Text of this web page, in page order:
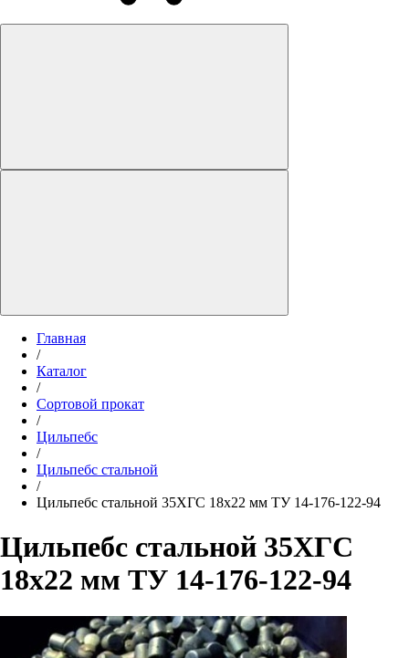
Главная
/
Каталог
/
Сортовой прокат
/
Цильпебс
/
Цильпебс стальной
/
Цильпебс стальной 35ХГС 18х22 мм ТУ 14-176-122-94
Цильпебс стальной 35ХГС
18х22 мм ТУ 14-176-122-94